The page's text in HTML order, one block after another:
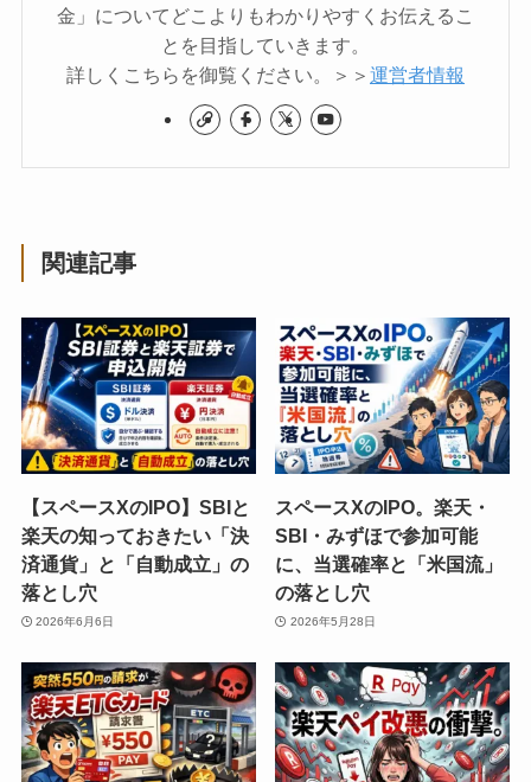
金」についてどこよりもわかりやすくお伝えるこ
とを目指していきます。
詳しくこちらを御覧ください。＞＞ 運営者情報
関連記事
【スペースXのIPO】SBIと
楽天の知っておきたい「決
済通貨」と「自動成立」の
落とし穴
2026年6月6日
スペースXのIPO。楽天・
SBI・みずほで参加可能
に、当選確率と「米国流」
の落とし穴
2026年5月28日